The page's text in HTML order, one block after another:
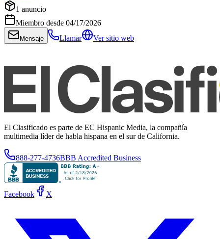
1 anuncio
Miembro desde 04/17/2026
Mensaje Llamar Ver sitio web
El Clasificado es parte de EC Hispanic Media, la compañía
multimedia líder de habla hispana en el sur de California.
888-277-4736BBB Accredited Business
Facebook X